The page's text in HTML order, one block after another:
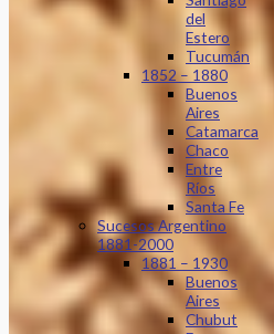
del
Estero
Tucumán
1852 – 1880
Buenos
Aires
Catamarca
Chaco
Entre
Ríos
Santa Fe
Sucesos Argentino
1881-2000
1881 – 1930
Buenos
Aires
Chubut